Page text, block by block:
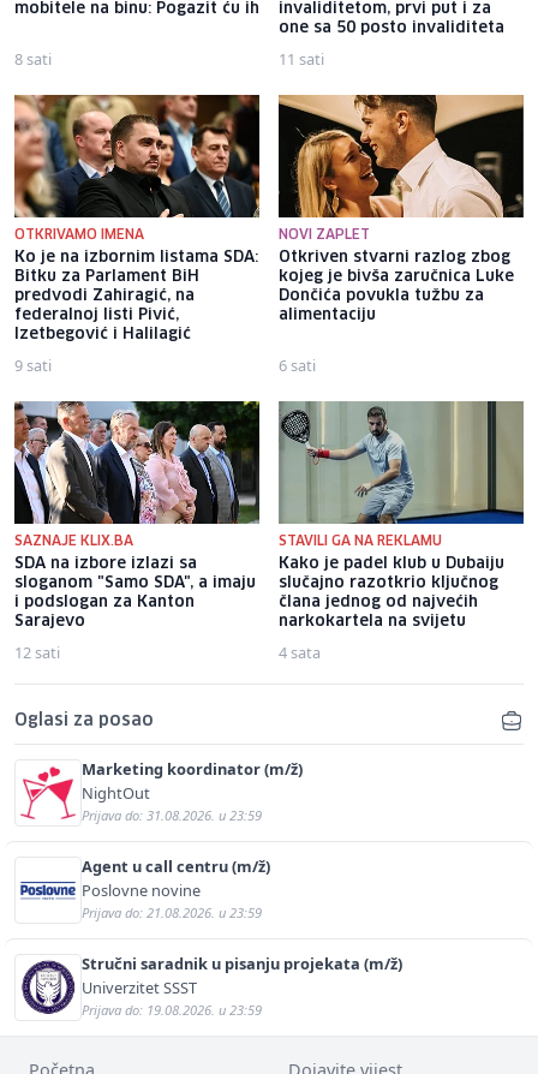
mobitele na binu: Pogazit ću ih
8 sati
invaliditetom, prvi put i za
one sa 50 posto invaliditeta
11 sati
OTKRIVAMO IMENA
Ko je na izbornim listama SDA:
Bitku za Parlament BiH
predvodi Zahiragić, na
federalnoj listi Pivić,
Izetbegović i Halilagić
9 sati
NOVI ZAPLET
Otkriven stvarni razlog zbog
kojeg je bivša zaručnica Luke
Dončića povukla tužbu za
alimentaciju
6 sati
SAZNAJE KLIX.BA
SDA na izbore izlazi sa
sloganom "Samo SDA", a imaju
i podslogan za Kanton
Sarajevo
12 sati
STAVILI GA NA REKLAMU
Kako je padel klub u Dubaiju
slučajno razotkrio ključnog
člana jednog od najvećih
narkokartela na svijetu
4 sata
Oglasi za posao
Marketing koordinator (m/ž)
NightOut
Prijava do: 31.08.2026. u 23:59
Agent u call centru (m/ž)
Poslovne novine
Prijava do: 21.08.2026. u 23:59
Stručni saradnik u pisanju projekata (m/ž)
Univerzitet SSST
Prijava do: 19.08.2026. u 23:59